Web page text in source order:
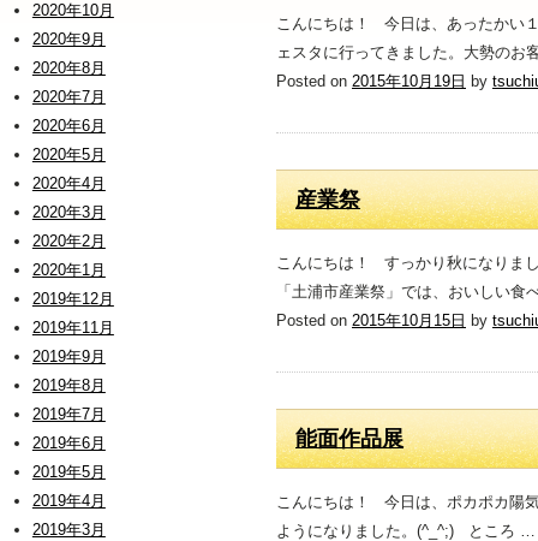
2020年10月
2020年9月
2020年8月
2020年7月
2020年6月
2020年5月
2020年4月
2020年3月
2020年2月
2020年1月
2019年12月
2019年11月
2019年9月
2019年8月
2019年7月
2019年6月
2019年5月
2019年4月
2019年3月
こんにちは！ 今日は、あったかい
ェスタに行ってきました。大勢の
Posted on 2015年10月19日 by
産業祭
こんにちは！ すっかり秋になりま
「土浦市産業祭」では、おいしい
Posted on 2015年10月15日 by
能面作品展
こんにちは！ 今日は、ポカポカ陽
ようになりました。(^_^;) ところ